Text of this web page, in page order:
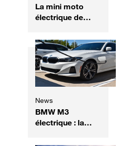
La mini moto
électrique de
arrive en France
News
BMW M3
électrique : la